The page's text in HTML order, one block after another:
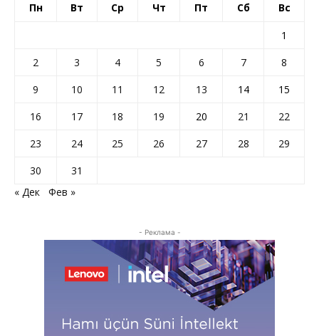
Пн Вт Ср Чт Пт Сб Вс
1
2
3 4 5 6 7
8
9
10 11 12 13 14
15
16
17 18 19 20 21
22
23
24 25 26 27 28
29
30
31
« Дек
Фев »
- Реклама -